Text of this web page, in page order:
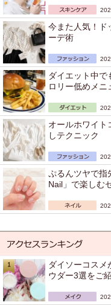
今また人気！ド
ーデ術
ダイエット中で
ロリー低めメニ
オールホワイト
しテクニック
ぷるんツヤで指
Nail」で楽しむ
ダイソーコス
ウダー3選をご